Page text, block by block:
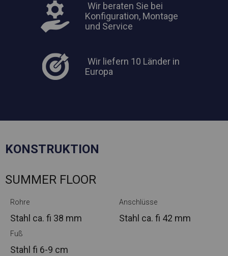
Wir beraten Sie bei
Konfiguration, Montage
und Service
Wir liefern 10 Länder in
Europa
KONSTRUKTION
SUMMER FLOOR
Rohre
Stahl ca. fi 38 mm
Anschlüsse
Stahl ca. fi 42 mm
Fuß
Stahl fi 6-9 cm